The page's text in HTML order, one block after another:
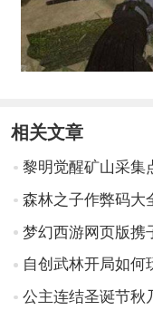
相关文章
森林之子作弊码大
梦幻西游网页版携
自创武林开局如何
公主连结圣诞节秋